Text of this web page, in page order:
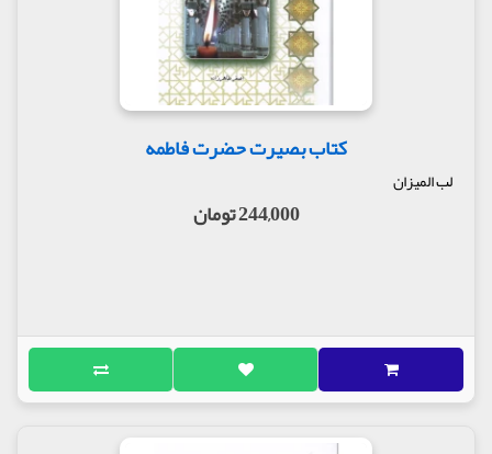
کتاب بصیرت حضرت فاطمه
لب المیزان
244,000 تومان